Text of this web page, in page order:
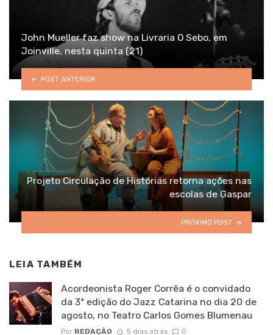
John Mueller faz show na Livraria O Sebo, em
Joinville, nesta quinta (21)
POST ANTERIOR
Projeto Circulação de Histórias retorna ações nas
escolas de Gaspar
PRÓXIMO POST
LEIA TAMBÉM
Acordeonista Roger Corrêa é o convidado
da 3ª edição do Jazz Catarina no dia 20 de
agosto, no Teatro Carlos Gomes Blumenau
Por REDAÇÃO 5 dias atrás 0